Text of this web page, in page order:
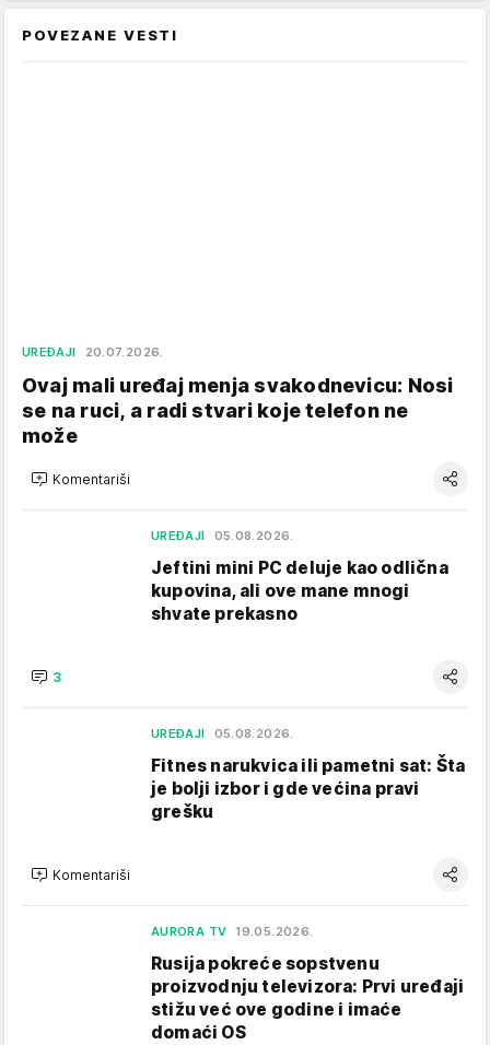
POVEZANE VESTI
UREĐAJI 20.07.2026.
Ovaj mali uređaj menja svakodnevicu: Nosi
se na ruci, a radi stvari koje telefon ne
može
Komentariši
UREĐAJI 05.08.2026.
Jeftini mini PC deluje kao odlična
kupovina, ali ove mane mnogi
shvate prekasno
3
UREĐAJI 05.08.2026.
Fitnes narukvica ili pametni sat: Šta
je bolji izbor i gde većina pravi
grešku
Komentariši
AURORA TV 19.05.2026.
Rusija pokreće sopstvenu
proizvodnju televizora: Prvi uređaji
stižu već ove godine i imaće
domaći OS